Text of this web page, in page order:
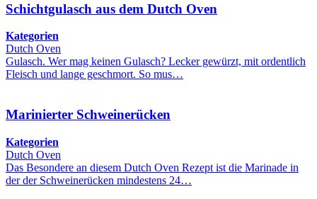
Schichtgulasch aus dem Dutch Oven
Kategorien
Dutch Oven
Gulasch. Wer mag keinen Gulasch? Lecker gewürzt, mit ordentlich
Fleisch und lange geschmort. So mus…
Marinierter Schweinerücken
Kategorien
Dutch Oven
Das Besondere an diesem Dutch Oven Rezept ist die Marinade in
der der Schweinerücken mindestens 24…